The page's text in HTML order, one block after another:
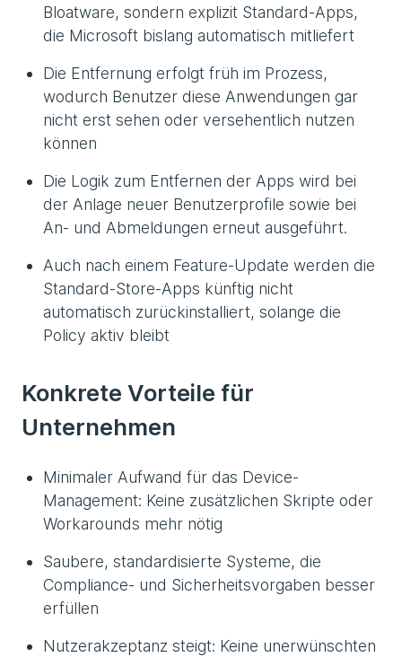
Bloatware, sondern explizit Standard-Apps,
die Microsoft bislang automatisch mitliefert
Die Entfernung erfolgt früh im Prozess,
wodurch Benutzer diese Anwendungen gar
nicht erst sehen oder versehentlich nutzen
können
Die Logik zum Entfernen der Apps wird bei
der Anlage neuer Benutzerprofile sowie bei
An- und Abmeldungen erneut ausgeführt.
Auch nach einem Feature-Update werden die
Standard-Store-Apps künftig nicht
automatisch zurückinstalliert, solange die
Policy aktiv bleibt
Konkrete Vorteile für
Unternehmen
Minimaler Aufwand für das Device-
Management: Keine zusätzlichen Skripte oder
Workarounds mehr nötig
Saubere, standardisierte Systeme, die
Compliance- und Sicherheitsvorgaben besser
erfüllen
Nutzerakzeptanz steigt: Keine unerwünschten